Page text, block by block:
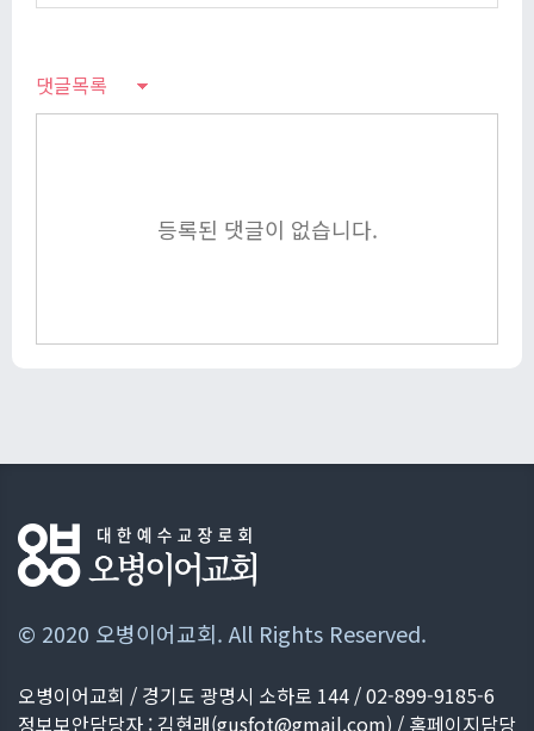
댓글목록
등록된 댓글이 없습니다.
© 2020 오병이어교회. All Rights Reserved.
오병이어교회 / 경기도 광명시 소하로 144 / 02-899-9185-6
정보보안담당자 : 김현래(gusfot@gmail.com) / 홈페이지담당